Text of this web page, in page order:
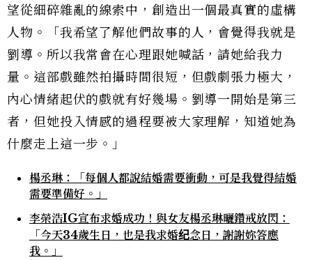
望從細碎雜亂的線索中，創造出一個最真實的虛構
人物。「我希望了解他們故事的人，會覺得我就是
劉導。所以我常會在心理跟她喊話，請她給我力
量。這部戲雖然拍攝時間很短，但戲劇張力極大，
內心情緒起伏的戲就有好幾場。劉導一開始是第三
者，但她投入情感的過程要被大家理解，知道她為
什麼走上這一步。」
楊丞琳：「每個人都說結婚需要衝動，可是我覺得結婚
需要準備好。」
李榮浩IG宣布求婚成功！與女友楊丞琳曬鑽戒放閃：
「今天34歲生日，也是我求婚纪念日，謝謝妳答應
我。」